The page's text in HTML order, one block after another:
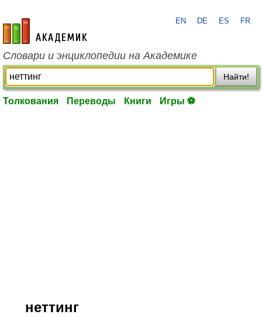
academic.ru
EN DE ES FR
Словари и энциклопедии на Академике
Найти!
Толкования Переводы Книги Игры ⚽
неттинг